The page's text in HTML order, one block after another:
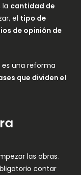
la cantidad de
el tipo de
de opinión de
es una reforma
que dividen el
las obras.
contar